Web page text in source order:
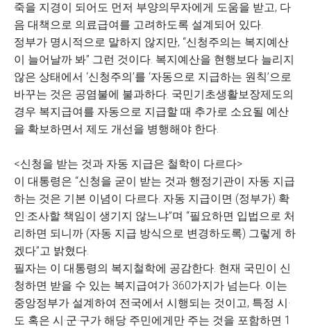
죽을 지경이 되어도 먼저 부양의무자에게 도움을 받고, 다
음 대책으로 의료급여를 고려하도록 설계되어 있다.
정부가 명시적으로 말하지 않지만, “신청주의는 복지예산
이 늘어날까 봐” 그런 것이다. 복지예산을 현행보다 늘리지
않은 상태에서 ‘신청주의’를 ‘자동으로 지급하는 원칙’으로
바꾸는 것은 공염불에 불과하다. 국민기초생활보장제도의
경우 복지급여를 자동으로 지급할 때 추가로 소요될 예산
을 확보하면서 제도 개선을 병행해야 한다.
<신청을 받는 것과 자동 지급은 철학이 다르다>
이 대통령은 “신청을 굳이 받는 것과 행정기관이 자동 지급
하는 것은 기본 이념이 다르다. 자동 지급이면 (정부가) 확
인·조사할 책임이 생기지 않느냐”며 “필요하면 입법으로 처
리하면 되니까 (자동 지급 방식으로 변경하도록) 그렇게 하
겠다”고 밝혔다.
필자는 이 대통령의 복지철학에 공감한다. 현재 국민이 신
청하면 받을 수 있는 복지급여가 360가지가 넘는다. 이는
중앙정부가 설계하여 전국에서 시행되는 것이고, 특정 시·
도 혹은 시·군·구가 해당 주민에게만 주는 것을 포함하면 1